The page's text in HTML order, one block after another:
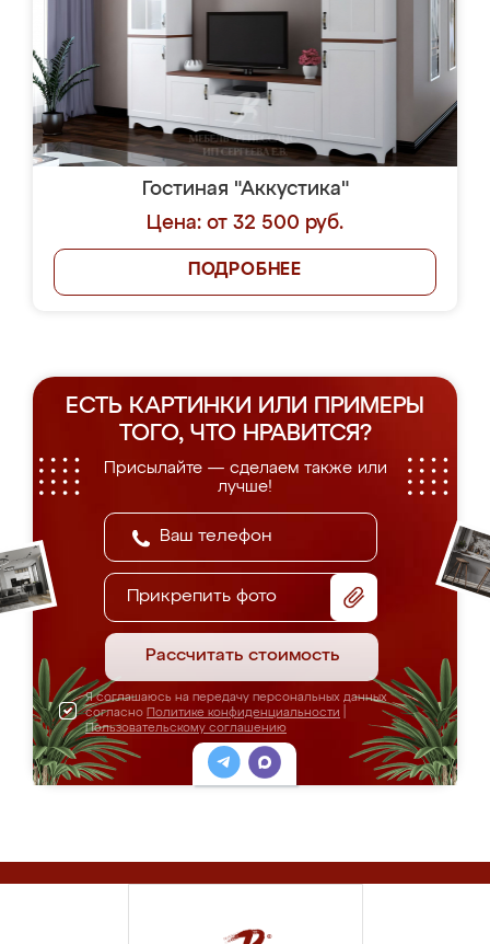
Гостиная "Аккустика"
Цена: от 32 500 руб.
ПОДРОБНЕЕ
ЕСТЬ КАРТИНКИ ИЛИ ПРИМЕРЫ
ТОГО, ЧТО НРАВИТСЯ?
Присылайте — сделаем также или
лучше!
Прикрепить фото
Рассчитать стоимость
Я соглашаюсь на передачу персональных данных
согласно Политике конфиденциальности
Пользовательскому соглашению